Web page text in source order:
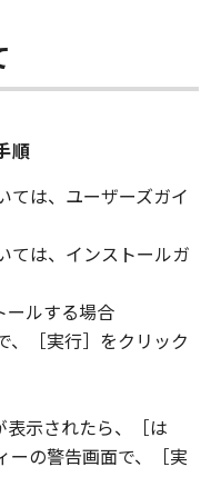
re-export,
in
and
SUBSIDIARIES OR
OR
ARE
OR
OR
順
は、ユーザーズガイ
ては、インストールガ
ルする場合
、［実行］をクリック
示されたら、［は
ーの警告画面で、［実